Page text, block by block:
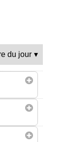
du jour ▾